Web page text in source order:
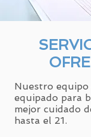
Nuestro
equipado para
mejor cuidado
hasta el 21.